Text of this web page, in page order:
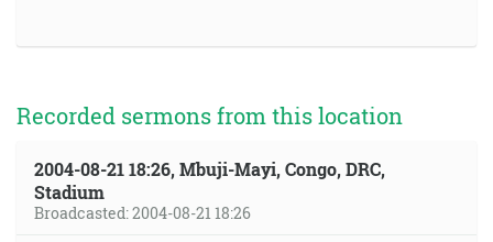
Recorded sermons from this location
2004-08-21 18:26, Mbuji-Mayi, Congo, DRC,
Stadium
Broadcasted: 2004-08-21 18:26